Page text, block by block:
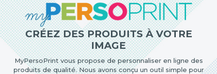
CRÉEZ DES PRODUITS À VOTRE
IMAGE
MyPersoPrint vous propose de personnaliser en ligne des
produits de qualité. Nous avons conçu un outil simple pour